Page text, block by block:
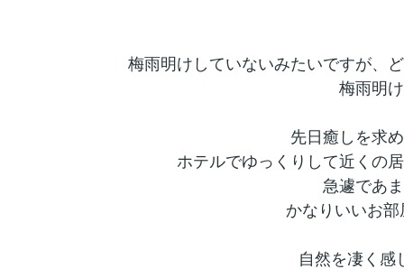
梅雨明けしていないみたいですが、
梅雨明
先日癒しを求
ホテルでゆっくりして近くの
急遽であ
かなりいいお
自然を凄く感